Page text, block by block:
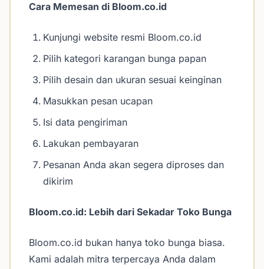
Cara Memesan di Bloom.co.id
Kunjungi website resmi Bloom.co.id
Pilih kategori karangan bunga papan
Pilih desain dan ukuran sesuai keinginan
Masukkan pesan ucapan
Isi data pengiriman
Lakukan pembayaran
Pesanan Anda akan segera diproses dan
dikirim
Bloom.co.id: Lebih dari Sekadar Toko Bunga
Bloom.co.id bukan hanya toko bunga biasa.
Kami adalah mitra terpercaya Anda dalam